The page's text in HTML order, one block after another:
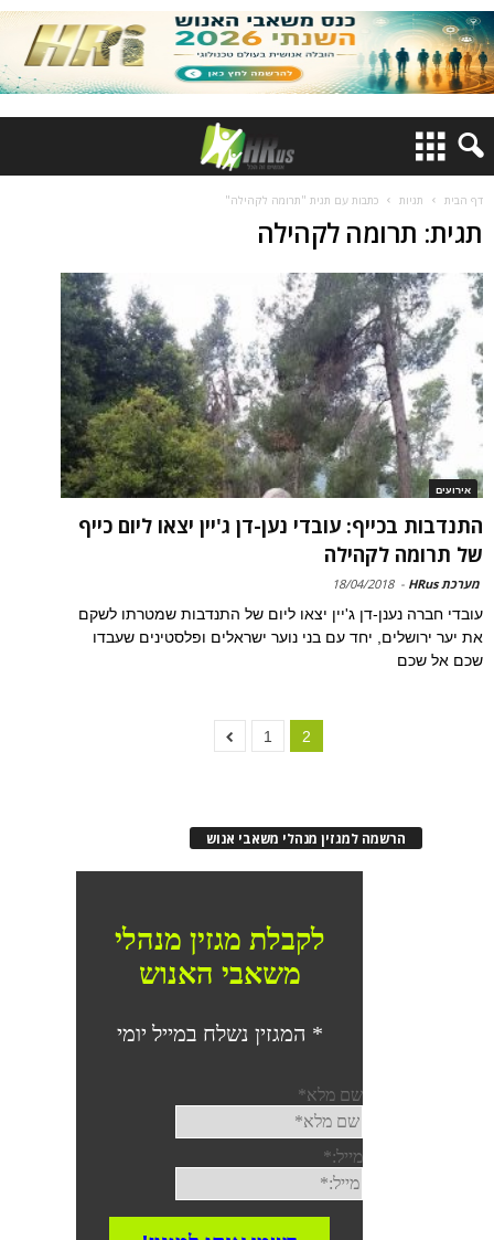
דף הבית תגיות כתבות עם תגית "תרומה לקהילה"
תגית: תרומה לקהילה
אירועים
התנדבות בכייף: עובדי נען-דן ג'יין יצאו ליום כייף
של תרומה לקהילה
מערכת HRus -
18/04/2018
עובדי חברה נענן-דן ג'יין יצאו ליום של התנדבות שמטרתו לשקם
את יער ירושלים, יחד עם בני נוער ישראלים ופלסטינים שעבדו
שכם אל שכם
1 2
הרשמה למגזין מנהלי משאבי אנוש